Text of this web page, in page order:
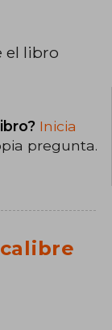
el libro
Inicia
pregunta.